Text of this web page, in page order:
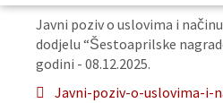
Javni poziv o uslovima i
dodjelu “Šestoaprilske
godini - 08.12.2025.
Javni-poziv-o-uslovima-i-